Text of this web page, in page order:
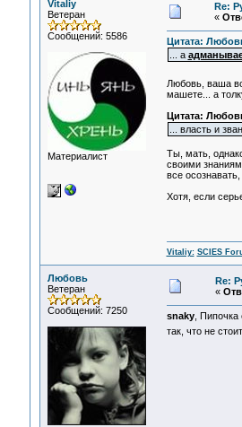
Vitaliy
Ветеран
Сообщений: 5586
Материалист
Re:
«
Цитата:
... а
Любовь, ваша
машете... а
Цитата:
... власть и
Ты, мать,
своими
все
Хотя, если
Vitaliy: SCIES
Любовь
Ветеран
Сообщений: 7250
Re:
«
snaky, Пипочка
так, что не